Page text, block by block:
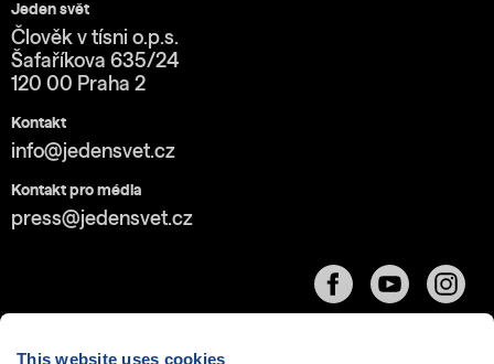
This website uses cookies
Jeden svět
Člověk v tísni o.p.s.
Šafaříkova 635/24
120 00 Praha 2
Kontakt
info@jedensvet.cz
Kontakt pro média
press@jedensvet.cz